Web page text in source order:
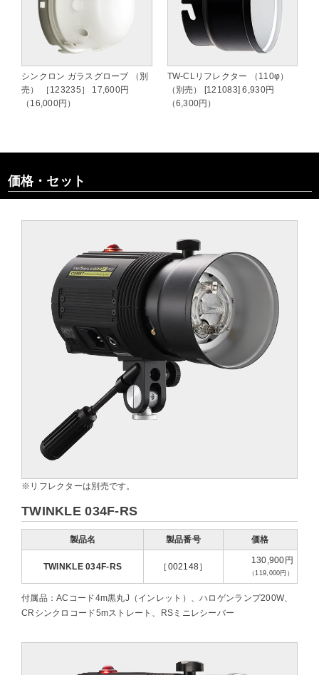
シンクロン ガラスグローブ （別
売） ［123235］ 17,600円
（16,000円）
TW-CLリフレクター （110φ）
（別売） [121083] 6,930円
（6,300円）
価格・セット
※リフレクターは別売です。
TWINKLE 034F-RS
製品名 製品番号 価格
TWINKLE 034F-RS ［002148］
130,900円
（119,000円）
付属品：ACコード4m黒丸J（インレット）、ハロゲンランプ200W、
CRシンクロコード5mストレート、RSミニレシーバー